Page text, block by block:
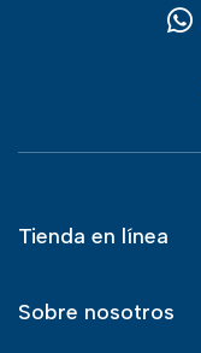
Tienda en línea
Sobre nosotros